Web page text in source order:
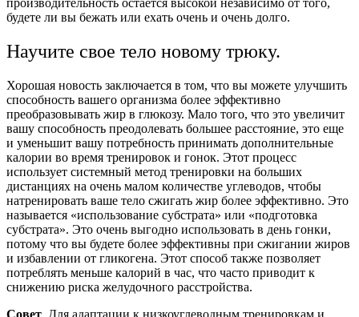
будете ли вы бежать или ехать очень и очень долго.
Научите свое тело новому трюку.
Хорошая новость заключается в том, что вы можете улучшить
способность вашего организма более эффективно
преобразовывать жир в глюкозу. Мало того, что это увеличит
вашу способность преодолевать большее расстояние, это еще
и уменьшит вашу потребность принимать дополнительные
калории во время тренировок и гонок. Этот процесс
использует системный метод тренировки на больших
дистанциях на очень малом количестве углеводов, чтобы
натренировать ваше тело сжигать жир более эффективно. Это
называется «использование субстрата» или «подготовка
субстрата». Это очень выгодно использовать в день гонки,
потому что вы будете более эффективны при сжигании жиров
и избавлении от гликогена. Этот способ также позволяет
потреблять меньше калорий в час, что часто приводит к
снижению риска желудочного расстройства.
Совет. Для адаптации к низкоуглеводным тренировкам и